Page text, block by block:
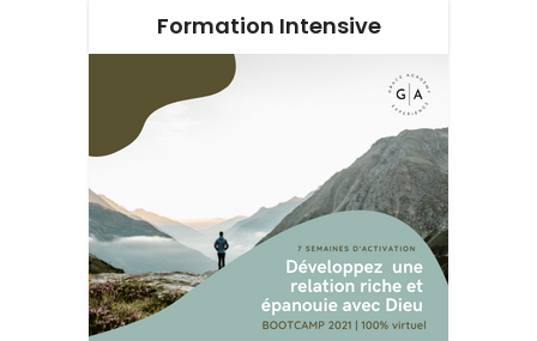
Formation Intensive